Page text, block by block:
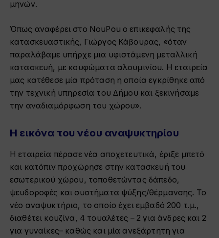
μηνών.
Όπως αναφέρει στο NouPou ο επικεφαλής της
κατασκευαστικής, Γιώργος Κάβουρας, «όταν
παραλάβαμε υπήρχε μια υφιστάμενη μεταλλική
κατασκευή, με κουφώματα αλουμινίου. Η εταιρεία
μας κατέθεσε μία πρόταση η οποία εγκρίθηκε από
την τεχνική υπηρεσία του Δήμου και ξεκινήσαμε
την αναδιαμόρφωση του χώρου».
Η εικόνα του νέου αναψυκτηρίου
Η εταιρεία πέρασε νέα αποχετευτικά, έριξε μπετό
και κατόπιν προχώρησε στην κατασκευή του
εσωτερικού χώρου, τοποθετώντας δάπεδο,
ψευδοροφές και συστήματα ψύξης/θέρμανσης. Το
νέο αναψυκτήριο, το οποίο έχει εμβαδό 200 τ.μ.,
διαθέτει κουζίνα, 4 τουαλέτες – 2 για άνδρες και 2
για γυναίκες– καθώς και μία ανεξάρτητη για